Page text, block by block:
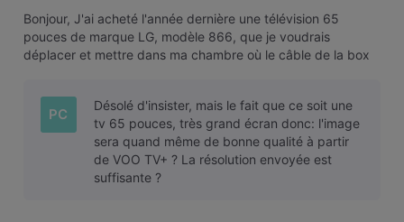
Bonjour, J'ai acheté l'année dernière une télévision 65
pouces de marque LG, modèle 866, que je voudrais
déplacer et mettre dans ma chambre où le câble de la box
Voo TV+ et l'envoyer
PC
Désolé d'insister, mais le fait que ce soit une
tv 65 pouces, très grand écran donc: l'image
sera quand même de bonne qualité à partir
de VOO TV+ ? La résolution envoyée est
suffisante ?